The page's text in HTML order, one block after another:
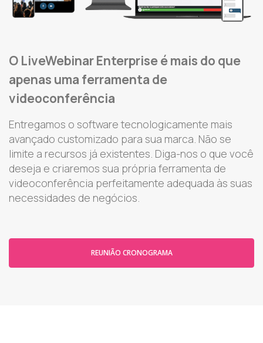
O LiveWebinar Enterprise é mais do que
apenas uma ferramenta de
videoconferência
Entregamos o software tecnologicamente mais
avançado customizado para sua marca. Não se
limite a recursos já existentes. Diga-nos o que você
deseja e criaremos sua própria ferramenta de
videoconferência perfeitamente adequada às suas
necessidades de negócios.
REUNIÃO CRONOGRAMA